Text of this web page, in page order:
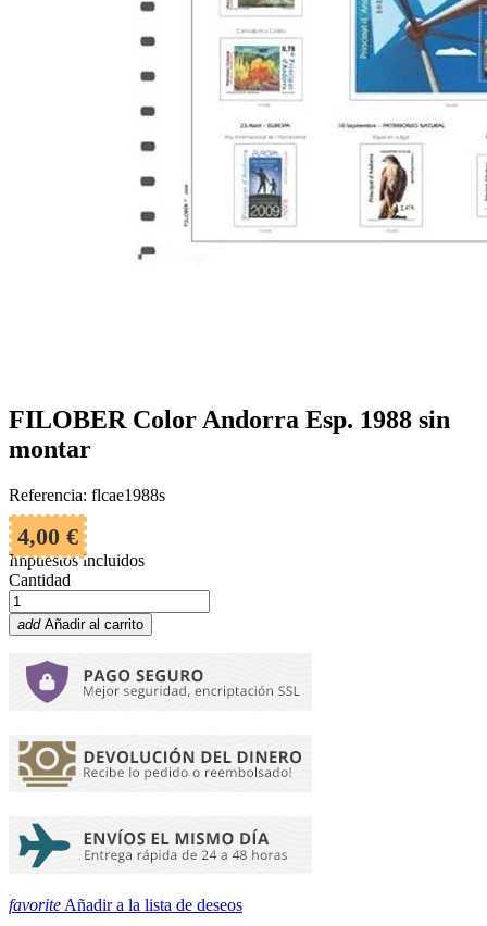
FILOBER Color Andorra Esp. 1988 sin
montar
Referencia: flcae1988s
4,00 €
Impuestos incluidos
Cantidad
add Añadir al carrito
favorite Añadir a la lista de deseos